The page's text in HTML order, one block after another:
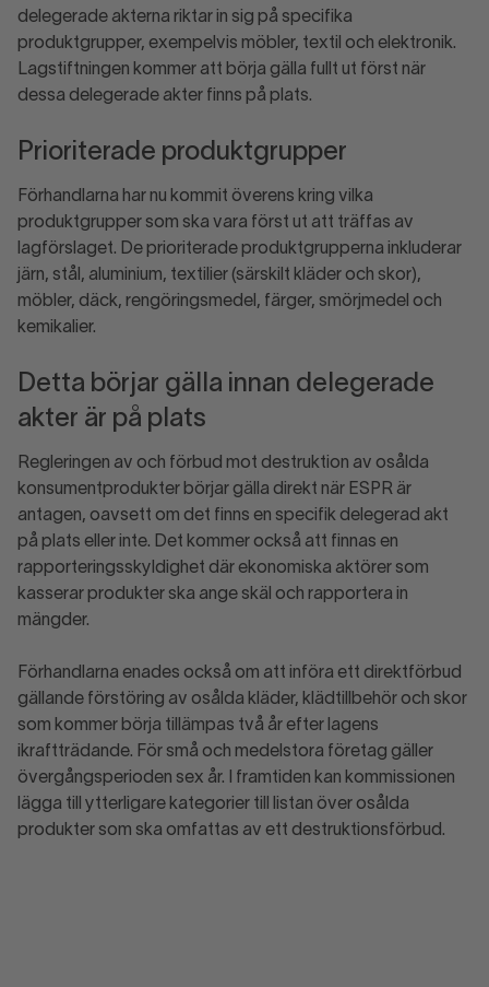
delegerade akterna riktar in sig på specifika
produktgrupper, exempelvis möbler, textil och elektronik.
Lagstiftningen kommer att börja gälla fullt ut först när
dessa delegerade akter finns på plats.
Prioriterade produktgrupper
Förhandlarna har nu kommit överens kring vilka
produktgrupper som ska vara först ut att träffas av
lagförslaget. De prioriterade produktgrupperna inkluderar
järn, stål, aluminium, textilier (särskilt kläder och skor),
möbler, däck, rengöringsmedel, färger, smörjmedel och
kemikalier.
Detta börjar gälla innan delegerade
akter är på plats
Regleringen av och förbud mot destruktion av osålda
konsumentprodukter börjar gälla direkt när ESPR är
antagen, oavsett om det finns en specifik delegerad akt
på plats eller inte. Det kommer också att finnas en
rapporteringsskyldighet där ekonomiska aktörer som
kasserar produkter ska ange skäl och rapportera in
mängder.
Förhandlarna enades också om att införa ett direktförbud
gällande förstöring av osålda kläder, klädtillbehör och skor
som kommer börja tillämpas två år efter lagens
ikraftträdande. För små och medelstora företag gäller
övergångsperioden sex år. I framtiden kan kommissionen
lägga till ytterligare kategorier till listan över osålda
produkter som ska omfattas av ett destruktionsförbud.